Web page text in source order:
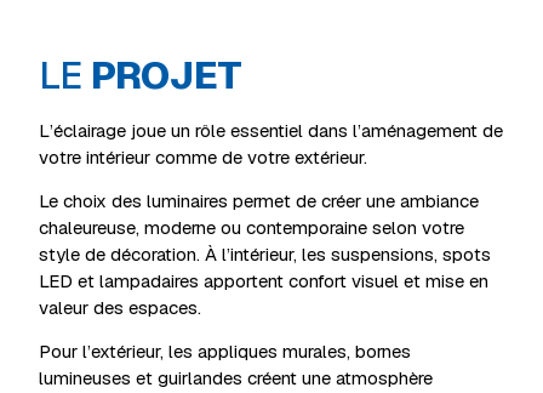
LE PROJET
L’éclairage joue un rôle essentiel dans l’aménagement de
votre intérieur comme de votre extérieur.
Le choix des luminaires permet de créer une ambiance
chaleureuse, moderne ou contemporaine selon votre
style de décoration. À l’intérieur, les suspensions, spots
LED et lampadaires apportent confort visuel et mise en
valeur des espaces.
Pour l’extérieur, les appliques murales, bornes
lumineuses et guirlandes créent une atmosphère